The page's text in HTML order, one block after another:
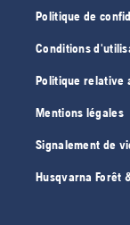
Politique de
Conditions
Politique relative
Mentions légales
Signalement de
Husqvarna Forêt